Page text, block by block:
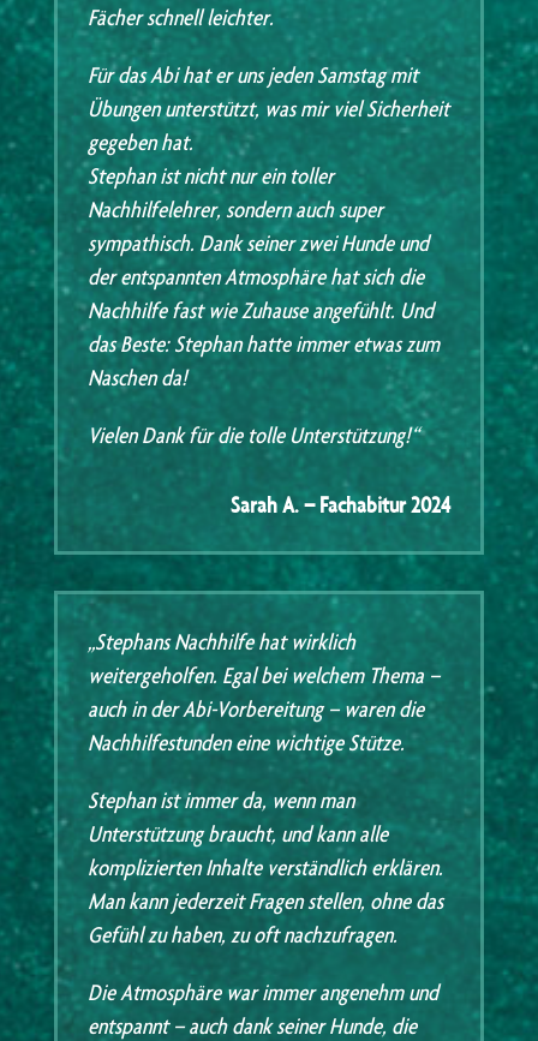
Fächer schnell leichter.
Für das Abi hat er uns jeden Samstag mit
Übungen unterstützt, was mir viel Sicherheit
gegeben hat.
Stephan ist nicht nur ein toller
Nachhilfelehrer, sondern auch super
sympathisch. Dank seiner zwei Hunde und
der entspannten Atmosphäre hat sich die
Nachhilfe fast wie Zuhause angefühlt. Und
das Beste: Stephan hatte immer etwas zum
Naschen da!
Vielen Dank für die tolle Unterstützung!“
Sarah A. – Fachabitur 2024
„Stephans Nachhilfe hat wirklich
weitergeholfen. Egal bei welchem Thema –
auch in der Abi-Vorbereitung – waren die
Nachhilfestunden eine wichtige Stütze.
Stephan ist immer da, wenn man
Unterstützung braucht, und kann alle
komplizierten Inhalte verständlich erklären.
Man kann jederzeit Fragen stellen, ohne das
Gefühl zu haben, zu oft nachzufragen.
Die Atmosphäre war immer angenehm und
entspannt – auch dank seiner Hunde, die